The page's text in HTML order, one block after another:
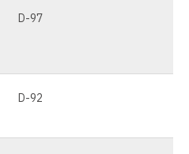
D-97
D-92